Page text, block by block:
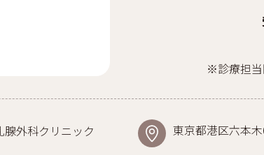
※診療担
外科クリニック
東京都港区六本